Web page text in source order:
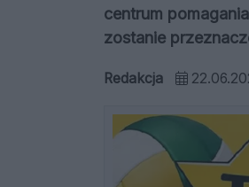
centrum
zostanie
Redakcja